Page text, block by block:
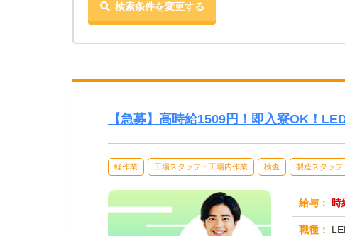
検索条件を変更する
【急募】高時給1509円！即入寮OK！
軽作業 工場スタッフ・工場内作業 検査 製造スタッフ
給与： 時
職種：